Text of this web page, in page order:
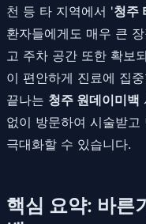
천 등 타 지역에서 '청주
환자들에게도 매우 큰
고 주차 공간 또한 확보
이 편안하게 진료에 집
끝나는 청주 원데이미백
없이 방문하여 시술받
극대화할 수 있습니다.
핵심 요약: 바른